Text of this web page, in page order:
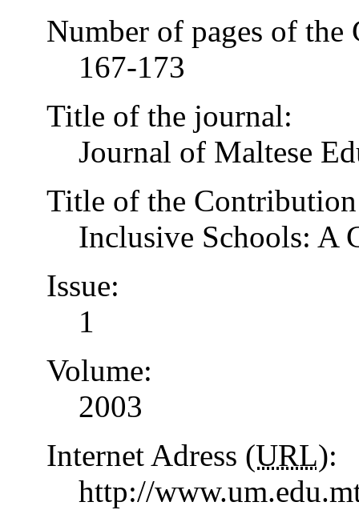
Number of pages of
167-173
Title of the journal:
Journal of Maltese
Title of the
Inclusive Schools: A
Issue:
1
Volume:
2003
Internet Adress (URL):
http://